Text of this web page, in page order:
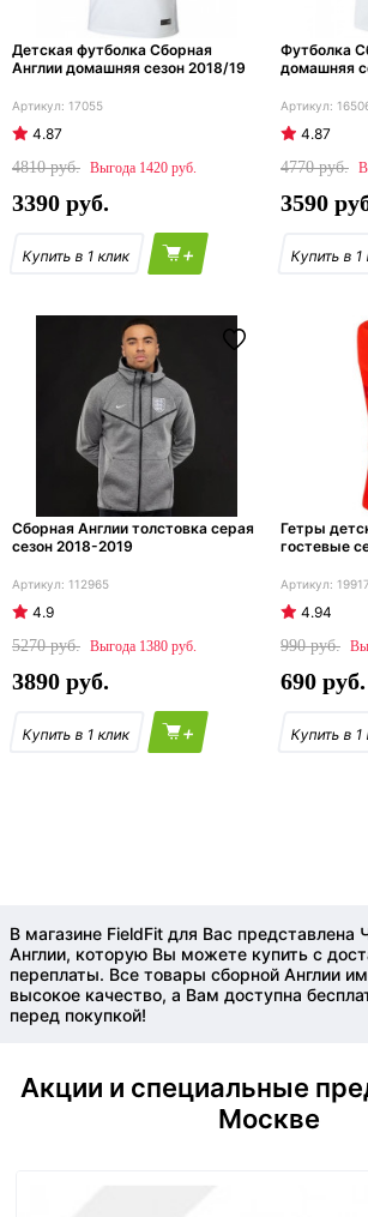
Детская футболка Сборная
Англии домашняя сезон 2018/19
17055
4.87
4810
1420
3390
+
Футболка
домашняя
4.87
4770
3590
Сборная Англии толстовка серая
сезон 2018-2019
112965
4.9
5270
1380
3890
+
Гетры
гостевые
19917
4.94
990
690
В магазине FieldFit для Вас
Англии, которую Вы можете купить с
переплаты. Все товары сборной Англии
высокое качество, а Вам доступна
перед покупкой!
Акции и специальные
Москве